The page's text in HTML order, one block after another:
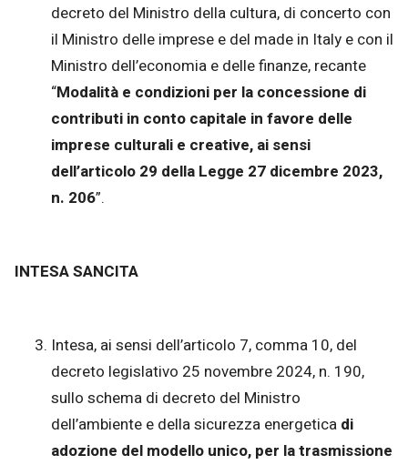
decreto del Ministro della cultura, di concerto con
il Ministro delle imprese e del made in Italy e con il
Ministro dell’economia e delle finanze, recante
“Modalità e condizioni per la concessione di
contributi in conto capitale in favore delle
imprese culturali e creative, ai sensi
dell’articolo 29 della Legge 27 dicembre 2023,
n. 206”.
INTESA SANCITA
Intesa, ai sensi dell’articolo 7, comma 10, del
decreto legislativo 25 novembre 2024, n. 190,
sullo schema di decreto del Ministro
dell’ambiente e della sicurezza energetica di
adozione del modello unico, per la trasmissione